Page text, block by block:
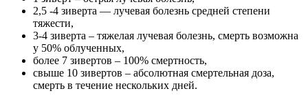
2,5 -4 зиверта — лучевая болезнь средней степени
тяжести,
3-4 зиверта – тяжелая лучевая болезнь, смерть возможна
у 50% облученных,
более 7 зивертов – 100% смертность,
свыше 10 зивертов – абсолютная смертельная доза,
смерть в течение нескольких дней.